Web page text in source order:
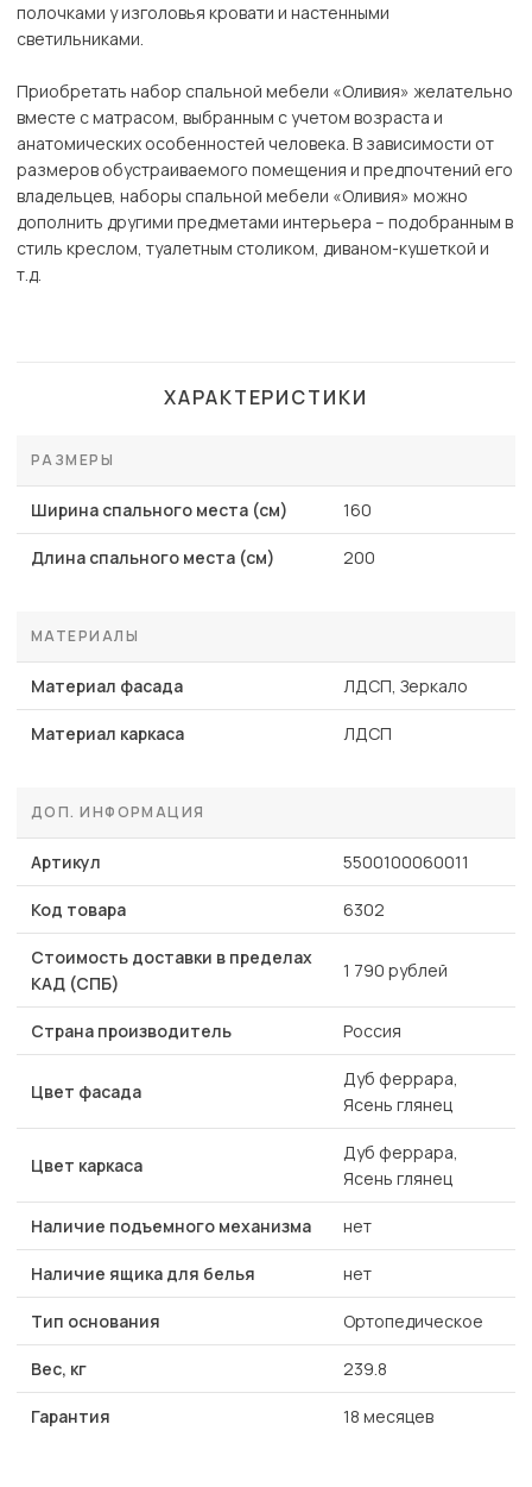
полочками у изголовья кровати и настенными
светильниками.
Приобретать набор спальной мебели «Оливия» желательно
вместе с матрасом, выбранным с учетом возраста и
анатомических особенностей человека. В зависимости от
размеров обустраиваемого помещения и предпочтений его
владельцев, наборы спальной мебели «Оливия» можно
дополнить другими предметами интерьера – подобранным в
стиль креслом, туалетным столиком, диваном-кушеткой и
т.д.
ХАРАКТЕРИСТИКИ
РАЗМЕРЫ
Ширина спального места (см) 160
Длина спального места (см) 200
МАТЕРИАЛЫ
Материал фасада ЛДСП, Зеркало
Материал каркаса ЛДСП
ДОП. ИНФОРМАЦИЯ
Артикул 5500100060011
Код товара 6302
Стоимость доставки в пределах
КАД (СПБ)
1 790 рублей
Страна производитель Россия
Цвет фасада
Дуб феррара,
Ясень глянец
Цвет каркаса
Дуб феррара,
Ясень глянец
Наличие подъемного механизма нет
Наличие ящика для белья нет
Тип основания Ортопедическое
Вес, кг 239.8
Гарантия 18 месяцев